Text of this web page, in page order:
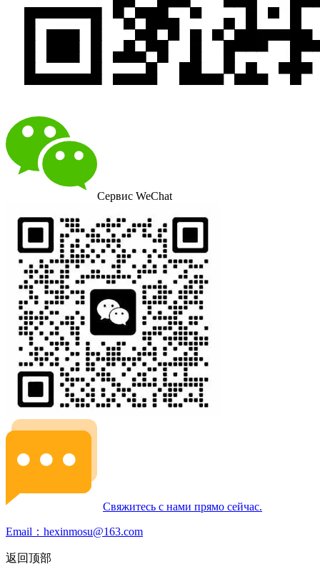
Сервис WeChat
Свяжитесь с нами прямо сейчас.
Email：hexinmosu@163.com
返回顶部